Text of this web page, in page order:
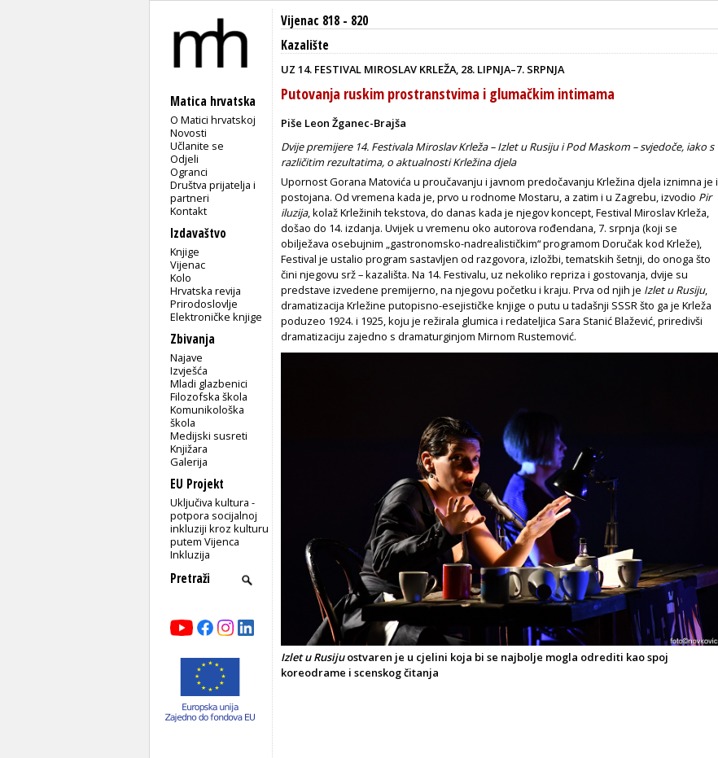
Matica hrvatska
O Matici hrvatskoj
Novosti
Učlanite se
Odjeli
Ogranci
Društva prijatelja i
partneri
Kontakt
Izdavaštvo
Knjige
Vijenac
Kolo
Hrvatska revija
Prirodoslovlje
Elektroničke knjige
Zbivanja
Najave
Izvješća
Mladi glazbenici
Filozofska škola
Komunikološka
škola
Medijski susreti
Knjižara
Galerija
EU Projekt
Uključiva kultura -
potpora socijalnoj
inkluziji kroz kulturu
putem Vijenca
Inkluzija
Vijenac 818 - 820
Kazalište
UZ 14. FESTIVAL MIROSLAV KRLEŽA, 28. LIPNJA–7. SRPNJA
Putovanja ruskim prostranstvima i glumačkim intimama
Piše Leon Žganec-Brajša
Dvije premijere 14. Festivala Miroslav Krleža – Izlet u Rusiju i Pod Maskom – svjedoče, iako s
različitim rezultatima, o aktualnosti Krležina djela
Upornost Gorana Matovića u proučavanju i javnom predočavanju Krležina djela iznimna je i
postojana. Od vremena kada je, prvo u rodnome Mostaru, a zatim i u Zagrebu, izvodio Pir
iluzija, kolaž Krležinih tekstova, do danas kada je njegov koncept, Festival Miroslav Krleža,
došao do 14. izdanja. Uvijek u vremenu oko autorova rođendana, 7. srpnja (koji se
obilježava osebujnim „gastronomsko-nadrealističkim“ programom Doručak kod Krleže),
Festival je ustalio program sastavljen od razgovora, izložbi, tematskih šetnji, do onoga što
čini njegovu srž – kazališta. Na 14. Festivalu, uz nekoliko repriza i gostovanja, dvije su
predstave izvedene premijerno, na njegovu početku i kraju. Prva od njih je Izlet u Rusiju,
dramatizacija Krležine putopisno-esejističke knjige o putu u tadašnji SSSR što ga je Krleža
poduzeo 1924. i 1925, koju je režirala glumica i redateljica Sara Stanić Blažević, priredivši
dramatizaciju zajedno s dramaturginjom Mirnom Rus­temović.
Izlet u Rusijuostvaren je u cjelini koja bi se najbolje mogla odrediti kao spoj
koreodrame i scenskog čitanja